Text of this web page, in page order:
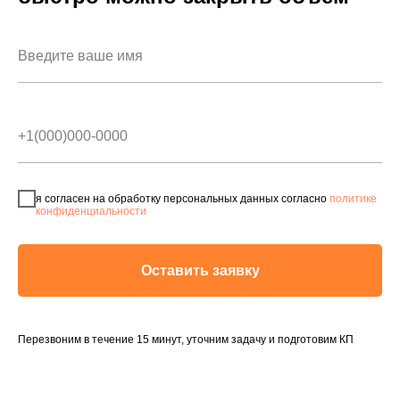
я согласен на обработку персональных данных согласно политике
конфиденциальности
Оставить заявку
Перезвоним в течение 15 минут, уточним задачу и подготовим КП